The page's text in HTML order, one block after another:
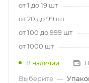
от 1 до 19 шт
от 20 до 99 шт
от 100 до 999 шт
от 1000 шт
В наличии
Выберите —